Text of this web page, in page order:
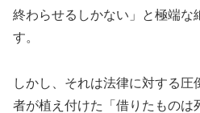
終わらせるしかない」と極端な
す。
しかし、それは法律に対する圧
者が植え付けた「借りたものは